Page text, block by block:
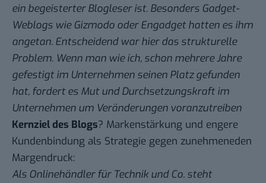
ein begeisterter Blogleser ist. Besonders Gadget-
Weblogs wie Gizmodo oder Engadget hatten es ihm
angetan. Entscheidend war hier das strukturelle
Problem. Wenn man wie ich, schon mehrere Jahre
gefestigt im Unternehmen seinen Platz gefunden
hat, fordert es Mut und Durchsetzungskraft im
Unternehmen um Veränderungen voranzutreiben
Kernziel des Blogs? Markenstärkung und engere
Kundenbindung als Strategie gegen zunehmeneden
Margendruck:
Als Onlinehändler für Technik und Co. steht